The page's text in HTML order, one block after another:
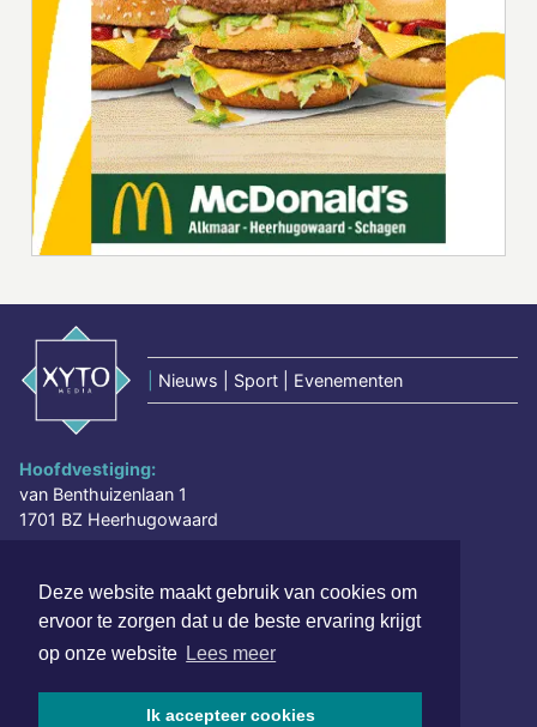
Deze website maakt gebruik van cookies om
ervoor te zorgen dat u de beste ervaring krijgt
op onze website Lees meer
Ik accepteer cookies
Nieuws | Sport | Evenementen
Hoofdvestiging:
van Benthuizenlaan 1
1701 BZ Heerhugowaard
redactie@xyto.nl
www.xyto.nl